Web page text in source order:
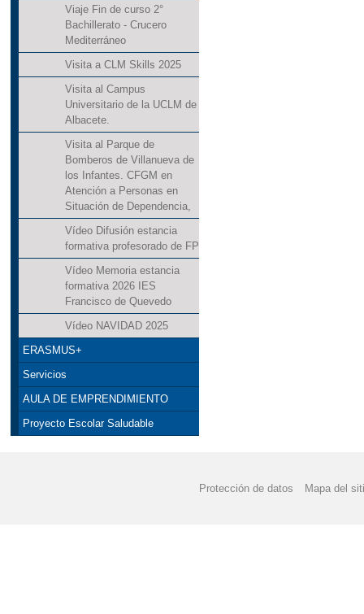
Viaje Fin de curso 2°
Bachillerato - Crucero
Mediterráneo
Visita a CLM Skills 2025
Visita al Campus
Universitario de la UCLM de
Albacete.
Visita al Parque de
Bomberos de Villanueva de
los Infantes. CFGM en
Atención a Personas en
Situación de Dependencia,
Vídeo Difusión estancia
formativa profesorado de FP
Vídeo Memoria estancia
formativa 2026 IES
Francisco de Quevedo
Vídeo NAVIDAD 2025
ERASMUS+
Servicios
AULA DE EMPRENDIMIENTO
Proyecto Escolar Saludable
Protección de datos Mapa del